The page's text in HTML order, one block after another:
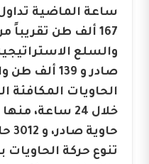
ساعة الماضية
167 ألف طن
صادر و 139
تنوع حركة الحاويات